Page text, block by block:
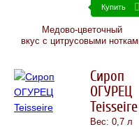
Купить
Медово-цветочный
вкус с цитрусовыми
Сироп
ОГУРЕЦ
Teisseire
Вес: 0,7 л